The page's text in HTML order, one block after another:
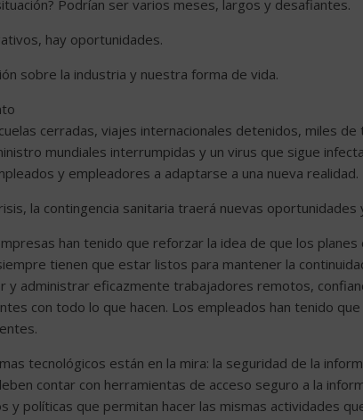
Podrían ser varios meses, largos y desafiantes.
hay oportunidades.
sobre la industria y nuestra forma de vida.
cerradas, viajes internacionales detenidos, miles
mundiales interrumpidas y un virus que sigue
y empleadores a adaptarse a una nueva realidad.
la contingencia sanitaria traerá nuevas
han tenido que reforzar la idea de que los planes
tienen que estar listos para mantener la
y administrar eficazmente trabajadores remotos,
con todo lo que hacen. Los empleados han tenido
tecnológicos están en la mira: la seguridad de la
contar con herramientas de acceso seguro a la
políticas que permitan hacer las mismas actividades